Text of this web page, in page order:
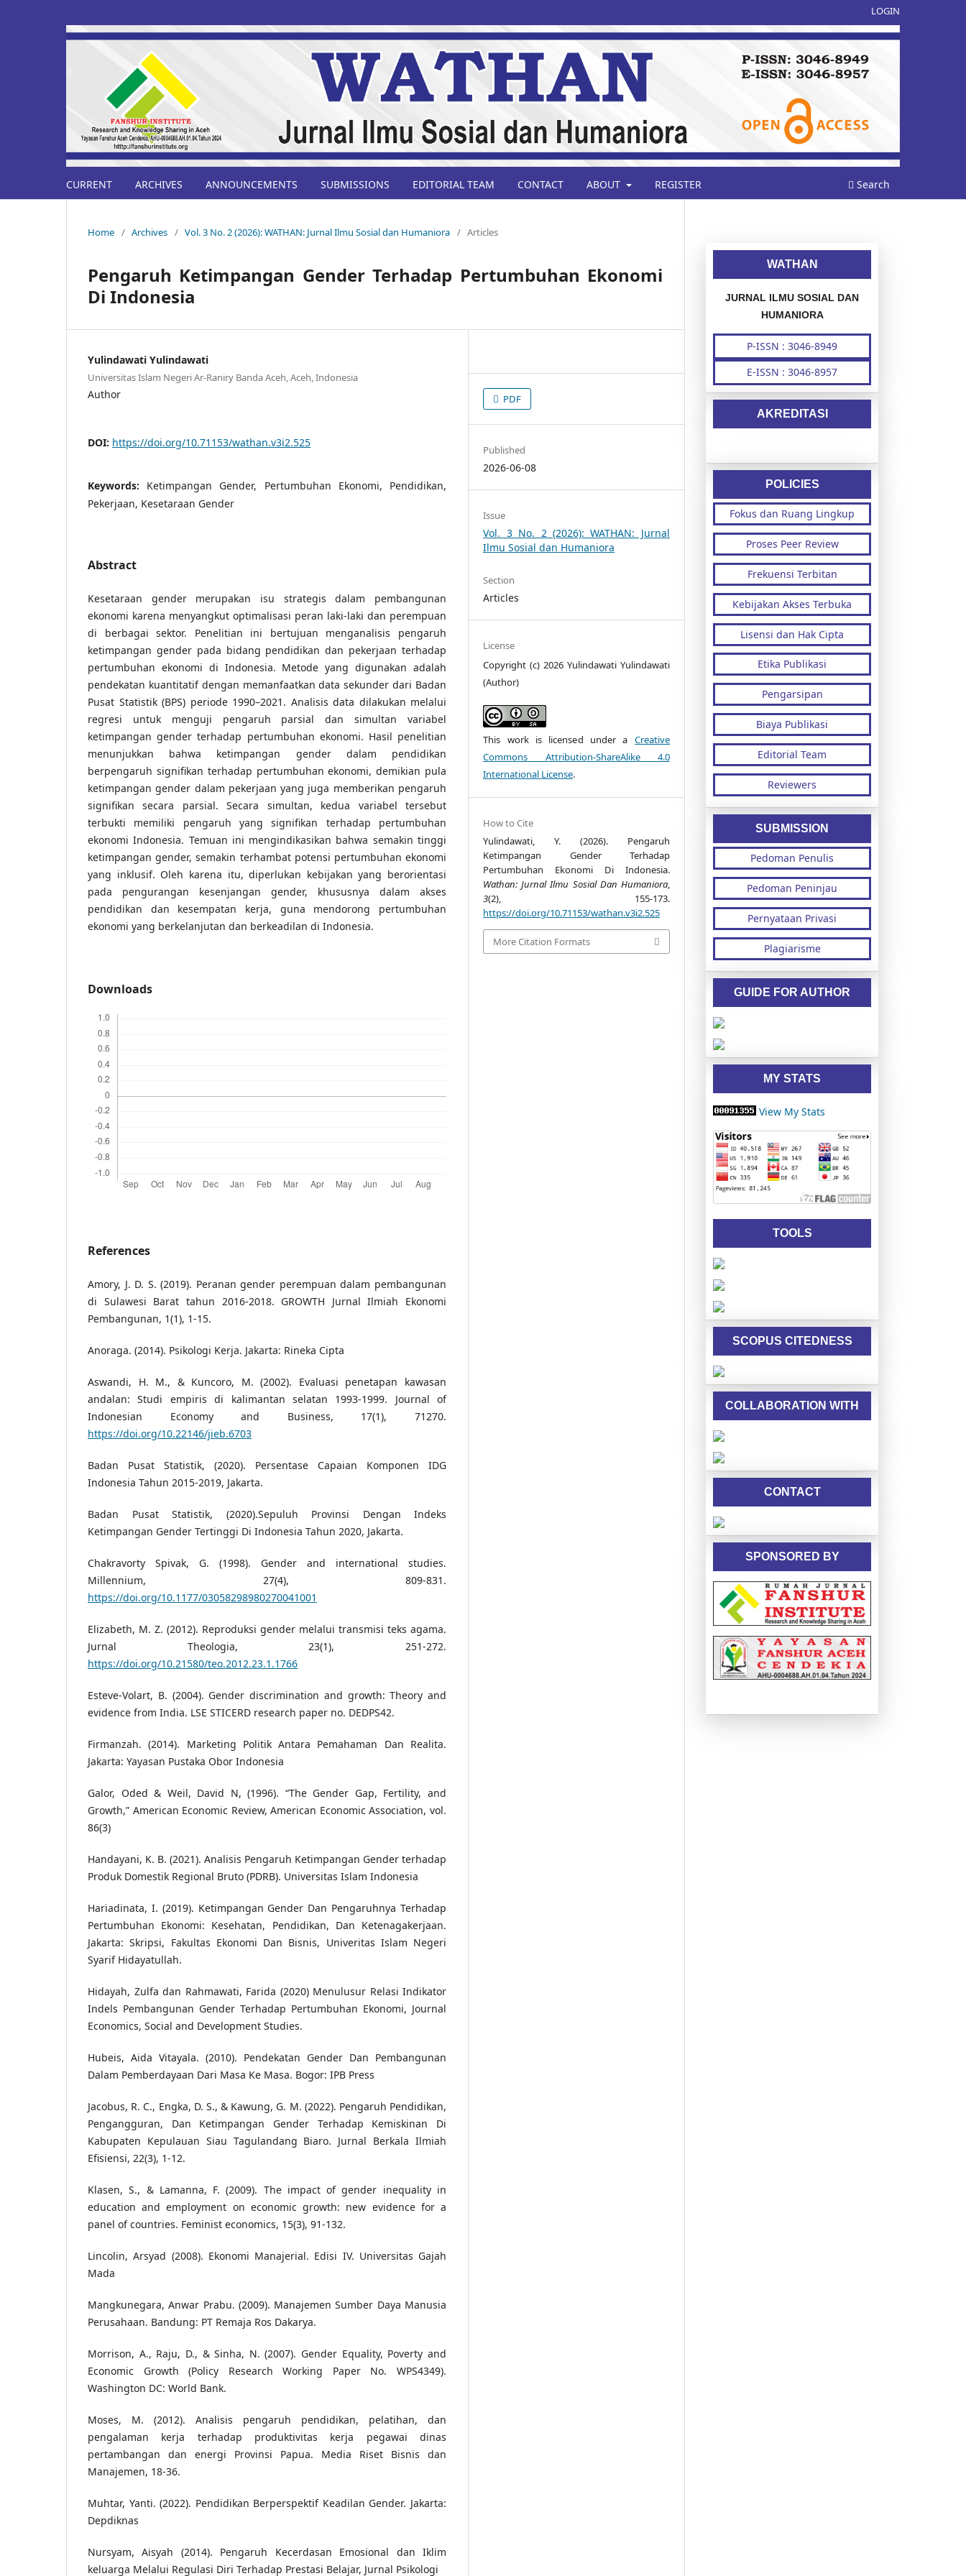
CURRENT ARCHIVES ANNOUNCEMENTS SUBMISSIONS EDITORIAL TEAM CONTACT ABOUT REGISTER Search
LOGIN
Home / Archives / Vol. 3 No. 2 (2026): WATHAN: Jurnal Ilmu Sosial dan Humaniora / Articles
Pengaruh Ketimpangan Gender Terhadap Pertumbuhan Ekonomi
Di Indonesia
Yulindawati Yulindawati
Universitas Islam Negeri Ar-Raniry Banda Aceh, Aceh, Indonesia
Author
DOI: https://doi.org/10.71153/wathan.v3i2.525
Keywords: Ketimpangan Gender, Pertumbuhan Ekonomi, Pendidikan,
Pekerjaan, Kesetaraan Gender
Abstract
Kesetaraan gender merupakan isu strategis dalam pembangunan
ekonomi karena menyangkut optimalisasi peran laki-laki dan perempuan
di berbagai sektor. Penelitian ini bertujuan menganalisis pengaruh
ketimpangan gender pada bidang pendidikan dan pekerjaan terhadap
pertumbuhan ekonomi di Indonesia. Metode yang digunakan adalah
pendekatan kuantitatif dengan memanfaatkan data sekunder dari Badan
Pusat Statistik (BPS) periode 1990–2021. Analisis data dilakukan melalui
regresi untuk menguji pengaruh parsial dan simultan variabel
ketimpangan gender terhadap pertumbuhan ekonomi. Hasil penelitian
menunjukkan bahwa ketimpangan gender dalam pendidikan
berpengaruh signifikan terhadap pertumbuhan ekonomi, demikian pula
ketimpangan gender dalam pekerjaan yang juga memberikan pengaruh
signifikan secara parsial. Secara simultan, kedua variabel tersebut
terbukti memiliki pengaruh yang signifikan terhadap pertumbuhan
ekonomi Indonesia. Temuan ini mengindikasikan bahwa semakin tinggi
ketimpangan gender, semakin terhambat potensi pertumbuhan ekonomi
yang inklusif. Oleh karena itu, diperlukan kebijakan yang berorientasi
pada pengurangan kesenjangan gender, khususnya dalam akses
pendidikan dan kesempatan kerja, guna mendorong pertumbuhan
ekonomi yang berkelanjutan dan berkeadilan di Indonesia.
Downloads
References
Amory, J. D. S. (2019). Peranan gender perempuan dalam pembangunan
di Sulawesi Barat tahun 2016-2018. GROWTH Jurnal Ilmiah Ekonomi
Pembangunan, 1(1), 1-15.
Anoraga. (2014). Psikologi Kerja. Jakarta: Rineka Cipta
Aswandi, H. M., & Kuncoro, M. (2002). Evaluasi penetapan kawasan
andalan: Studi empiris di kalimantan selatan 1993-1999. Journal of
Indonesian Economy and Business, 17(1), 71270.
https://doi.org/10.22146/jieb.6703
Badan Pusat Statistik, (2020). Persentase Capaian Komponen IDG
Indonesia Tahun 2015-2019, Jakarta.
Badan Pusat Statistik, (2020).Sepuluh Provinsi Dengan Indeks
Ketimpangan Gender Tertinggi Di Indonesia Tahun 2020, Jakarta.
Chakravorty Spivak, G. (1998). Gender and international studies.
Millennium, 27(4), 809-831.
https://doi.org/10.1177/03058298980270041001
Elizabeth, M. Z. (2012). Reproduksi gender melalui transmisi teks agama.
Jurnal Theologia, 23(1), 251-272.
https://doi.org/10.21580/teo.2012.23.1.1766
Esteve-Volart, B. (2004). Gender discrimination and growth: Theory and
evidence from India. LSE STICERD research paper no. DEDPS42.
Firmanzah. (2014). Marketing Politik Antara Pemahaman Dan Realita.
Jakarta: Yayasan Pustaka Obor Indonesia
Galor, Oded & Weil, David N, (1996). “The Gender Gap, Fertility, and
Growth,” American Economic Review, American Economic Association, vol.
86(3)
Handayani, K. B. (2021). Analisis Pengaruh Ketimpangan Gender terhadap
Produk Domestik Regional Bruto (PDRB). Universitas Islam Indonesia
Hariadinata, I. (2019). Ketimpangan Gender Dan Pengaruhnya Terhadap
Pertumbuhan Ekonomi: Kesehatan, Pendidikan, Dan Ketenagakerjaan.
Jakarta: Skripsi, Fakultas Ekonomi Dan Bisnis, Univeritas Islam Negeri
Syarif Hidayatullah.
Hidayah, Zulfa dan Rahmawati, Farida (2020) Menulusur Relasi Indikator
Indels Pembangunan Gender Terhadap Pertumbuhan Ekonomi, Journal
Economics, Social and Development Studies.
Hubeis, Aida Vitayala. (2010). Pendekatan Gender Dan Pembangunan
Dalam Pemberdayaan Dari Masa Ke Masa. Bogor: IPB Press
Jacobus, R. C., Engka, D. S., & Kawung, G. M. (2022). Pengaruh Pendidikan,
Pengangguran, Dan Ketimpangan Gender Terhadap Kemiskinan Di
Kabupaten Kepulauan Siau Tagulandang Biaro. Jurnal Berkala Ilmiah
Efisiensi, 22(3), 1-12.
Klasen, S., & Lamanna, F. (2009). The impact of gender inequality in
education and employment on economic growth: new evidence for a
panel of countries. Feminist economics, 15(3), 91-132.
Lincolin, Arsyad (2008). Ekonomi Manajerial. Edisi IV. Universitas Gajah
Mada
Mangkunegara, Anwar Prabu. (2009). Manajemen Sumber Daya Manusia
Perusahaan. Bandung: PT Remaja Ros Dakarya.
Morrison, A., Raju, D., & Sinha, N. (2007). Gender Equality, Poverty and
Economic Growth (Policy Research Working Paper No. WPS4349).
Washington DC: World Bank.
Moses, M. (2012). Analisis pengaruh pendidikan, pelatihan, dan
pengalaman kerja terhadap produktivitas kerja pegawai dinas
pertambangan dan energi Provinsi Papua. Media Riset Bisnis dan
Manajemen, 18-36.
Muhtar, Yanti. (2022). Pendidikan Berperspektif Keadilan Gender. Jakarta:
Depdiknas
Nursyam, Aisyah (2014). Pengaruh Kecerdasan Emosional dan Iklim
keluarga Melalui Regulasi Diri Terhadap Prestasi Belajar, Jurnal Psikologi
PDF
Published
2026-06-08
Issue
Vol. 3 No. 2 (2026): WATHAN: Jurnal
Ilmu Sosial dan Humaniora
Section
Articles
License
Copyright (c) 2026 Yulindawati Yulindawati
(Author)
This work is licensed under a Creative
Commons Attribution-ShareAlike 4.0
International License.
How to Cite
Yulindawati, Y. (2026). Pengaruh
Ketimpangan Gender Terhadap
Pertumbuhan Ekonomi Di Indonesia.
Wathan: Jurnal Ilmu Sosial Dan Humaniora,
3(2), 155-173.
https://doi.org/10.71153/wathan.v3i2.525
More Citation Formats
WATHAN
JURNAL ILMU SOSIAL DAN
HUMANIORA
P-ISSN : 3046-8949
E-ISSN : 3046-8957
AKREDITASI
POLICIES
Fokus dan Ruang Lingkup
Proses Peer Review
Frekuensi Terbitan
Kebijakan Akses Terbuka
Lisensi dan Hak Cipta
Etika Publikasi
Pengarsipan
Biaya Publikasi
Editorial Team
Reviewers
SUBMISSION
Pedoman Penulis
Pedoman Peninjau
Pernyataan Privasi
Plagiarisme
GUIDE FOR AUTHOR
MY STATS
View My Stats
TOOLS
SCOPUS CITEDNESS
COLLABORATION WITH
CONTACT
SPONSORED BY